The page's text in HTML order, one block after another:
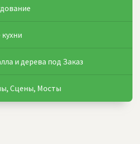
и дерева под Заказ
Сцены, Мосты